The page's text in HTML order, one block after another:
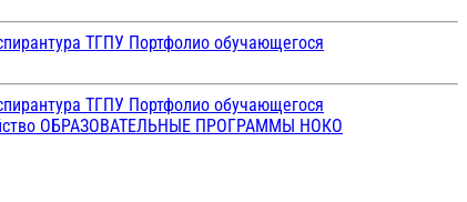
ТГПУ Портфолио обучающегося
ТГПУ Портфолио обучающегося
ОБРАЗОВАТЕЛЬНЫЕ ПРОГРАММЫ НОКО